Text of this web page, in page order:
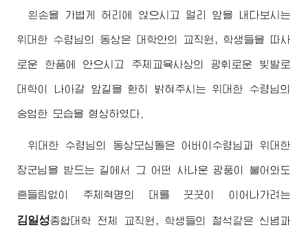
왼손을 가볍게 허리에 얹으시고 멀리 앞을 내다보시는
위대한 수령님 의 동상은 대학안의 교직원, 학생들을 따사
로운 한품에 안으시고 주체교육사상의 광휘로운 빛발로
대학이 나아갈 앞길을 환히 밝혀주시는위대한 수령님의
숭엄한 모습을 형상하였다.
위대한 수령님의 동상모심돌은 어버이수령님 과 위대한
장군님 을 받드는 길에서 그 어떤 사나운 광풍이 불어와도
흔들림없이 주체혁명의 대를 꿋꿋이 이어나가려는
김일성종합대학 전체 교직원, 학생들의 철석같은 신념과